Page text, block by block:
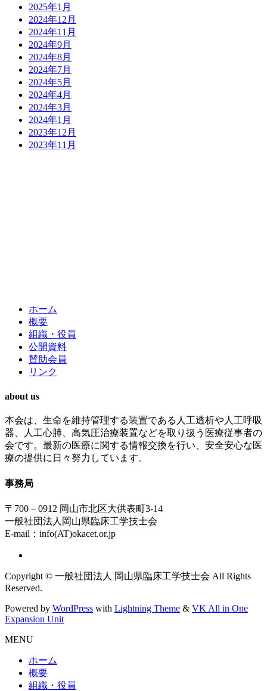
2025年1月
2024年12月
2024年11月
2024年9月
2024年8月
2024年7月
2024年5月
2024年4月
2024年3月
2024年1月
2023年12月
2023年11月
ホーム
概要
組織・役員
公開資料
賛助会員
リンク
about us
本会は、生命を維持管理する装置である人工透析や人工呼吸
器、人工心肺、高気圧治療装置などを取り扱う医療従事者の
会です。最新の医療に関する情報交換を行い、安全安心な医
療の提供に日々努力しています。
事務局
〒700－0912 岡山市北区大供表町3-14
一般社団法人岡山県臨床工学技士会
E-mail：info(AT)okacet.or.jp
Copyright © 一般社団法人 岡山県臨床工学技士会 All Rights
Reserved.
Powered by WordPress with Lightning Theme & VK All in One
Expansion Unit
MENU
ホーム
概要
組織・役員